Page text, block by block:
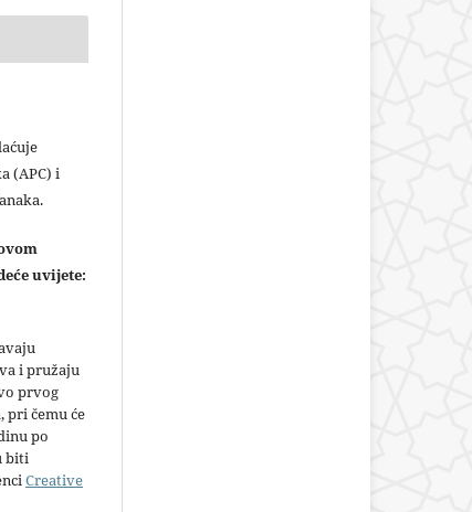
(APC) i
uvijete:
i pružaju
prvog
čemu će
po
biti
Creative